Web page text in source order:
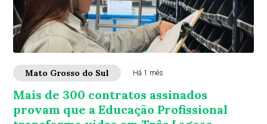
Mato Grosso do Sul Há 1 mês
Mais de 300 contratos assinados
provam que a Educação Profissional